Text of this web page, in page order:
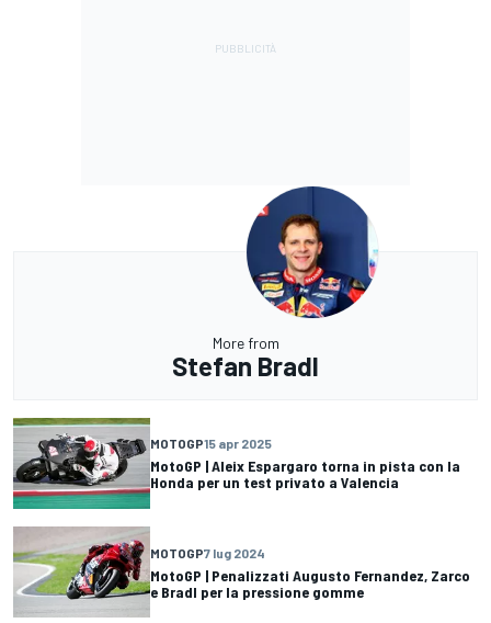
More from
Stefan Bradl
MOTOGP15 apr 2025
MotoGP | Aleix Espargaro torna in pista con la
Honda per un test privato a Valencia
MOTOGP7 lug 2024
MotoGP | Penalizzati Augusto Fernandez, Zarco
e Bradl per la pressione gomme